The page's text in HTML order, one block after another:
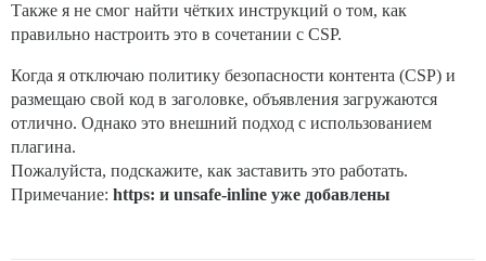
Также я не смог найти чётких инструкций о том, как
правильно настроить это в сочетании с CSP.
Когда я отключаю политику безопасности контента (CSP) и
размещаю свой код в заголовке, объявления загружаются
отлично. Однако это внешний подход с использованием
плагина.
Пожалуйста, подскажите, как заставить это работать.
Примечание: https: и unsafe-inline уже добавлены